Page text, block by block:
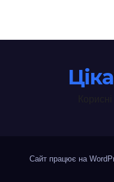
Сайт працює на